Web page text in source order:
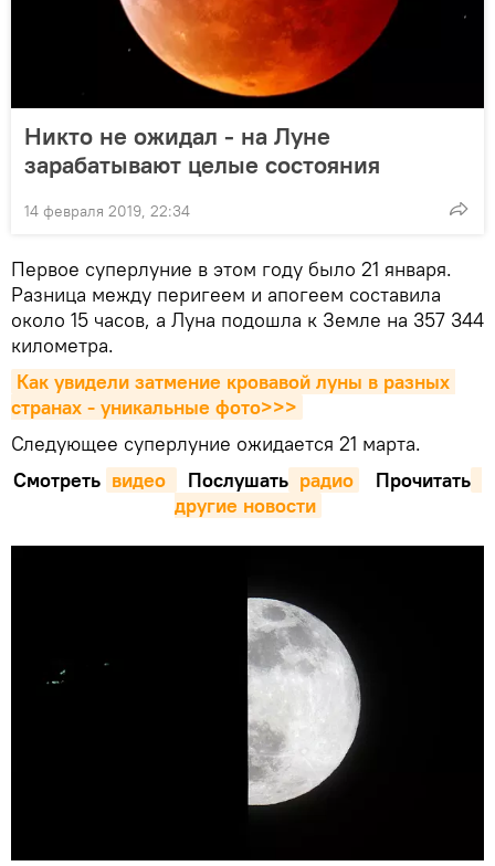
Никто не ожидал - на Луне
зарабатывают целые состояния
14 февраля 2019, 22:34
Первое суперлуние в этом году было 21 января.
Разница между перигеем и апогеем составила
около 15 часов, а Луна подошла к Земле на 357 344
километра.
Как увидели затмение кровавой луны в разных
странах - уникальные фото>>>
Следующее суперлуние ожидается 21 марта.
Смотреть видео Послушать радио
Прочитать
другие новости